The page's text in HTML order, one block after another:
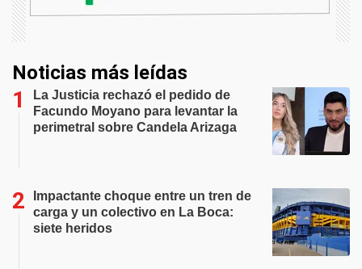
Noticias más leídas
La Justicia rechazó el pedido de
Facundo Moyano para levantar la
perimetral sobre Candela Arizaga
Impactante choque entre un tren de
carga y un colectivo en La Boca:
siete heridos